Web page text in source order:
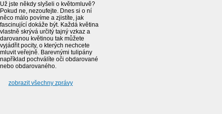
Už jste někdy slyšeli o květomluvě?
Pokud ne, nezoufejte. Dnes si o ní
něco málo povíme a zjistíte, jak
fascinující dokáže být. Každá květina
vlastně skrývá určitý tajný vzkaz a
darovanou květinou tak můžete
vyjádřit pocity, o kterých nechcete
mluvit veřejně. Barevnými tulipány
například pochválíte oči obdarované
nebo obdarovaného.
zobrazit všechny zprávy